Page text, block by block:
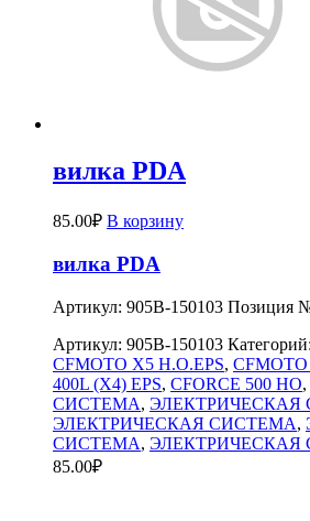
вилка PDA
85.00₽ В корзину
вилка PDA
Артикул: 905B-150103 Позиция
Артикул: 905B-150103 Категорий:
CFMOTO X5 H.O.EPS, CFMOTO
400L (X4) EPS, CFORCE 500 HO,
СИСТЕМА, ЭЛЕКТРИЧЕСКАЯ
ЭЛЕКТРИЧЕСКАЯ СИСТЕМА,
СИСТЕМА, ЭЛЕКТРИЧЕСКАЯ
85.00₽